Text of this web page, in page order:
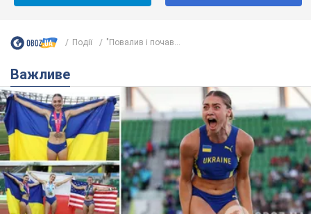
Події "Повалив і почав...
Важливе